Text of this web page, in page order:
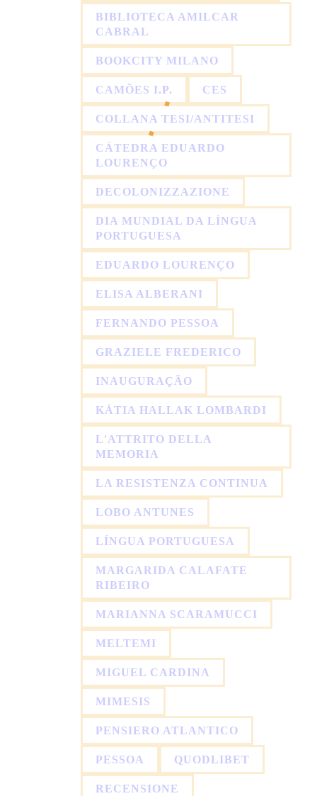
BIBLIOTECA AMILCAR
CABRAL
BOOKCITY MILANO
CAMÕES I.P. CES
COLLANA TESI/ANTITESI
CÁTEDRA EDUARDO
LOURENÇO
DECOLONIZZAZIONE
DIA MUNDIAL DA LÍNGUA
PORTUGUESA
EDUARDO LOURENÇO
ELISA ALBERANI
FERNANDO PESSOA
GRAZIELE FREDERICO
INAUGURAÇÃO
KÁTIA HALLAK LOMBARDI
L'ATTRITO DELLA
MEMORIA
LA RESISTENZA CONTINUA
LOBO ANTUNES
LÍNGUA PORTUGUESA
MARGARIDA CALAFATE
RIBEIRO
MARIANNA SCARAMUCCI
MELTEMI
MIGUEL CARDINA
MIMESIS
PENSIERO ATLANTICO
PESSOA QUODLIBET
RECENSIONE